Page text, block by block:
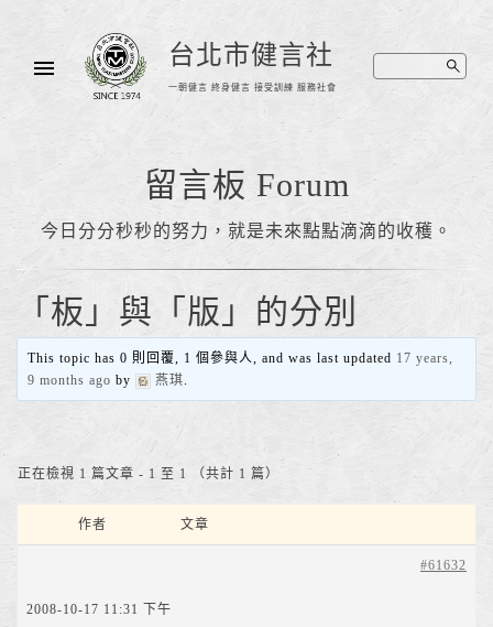
台北市健言社
一朝健言 終身健言 接受訓練 服務社會
留言板 Forum
今日分分秒秒的努力，就是未來點點滴滴的收穫。
「板」與「版」的分別
This topic has 0 則回覆, 1 個參與人, and was last updated 17 years,
9 months ago by 燕琪.
正在檢視 1 篇文章 - 1 至 1 （共計 1 篇）
作者 文章
2008-10-17 11:31 下午
#61632